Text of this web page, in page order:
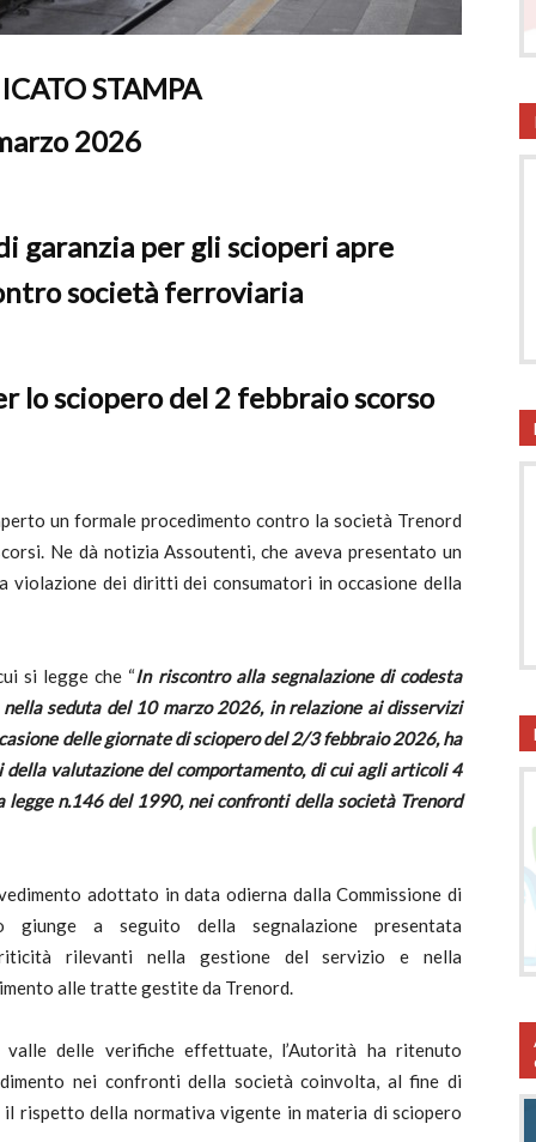
STAMPA
2026
garanzia per gli scioperi apre
società ferroviaria
lo sciopero del 2 febbraio scorso
un formale procedimento contro la società Trenord
Ne dà notizia Assoutenti, che aveva presentato un
violazione dei diritti dei consumatori in occasione della
si legge che “In riscontro alla segnalazione di codesta
seduta del 10 marzo 2026, in relazione ai disservizi
delle giornate di sciopero del 2/3 febbraio 2026, ha
valutazione del comportamento, di cui agli articoli 4
n.146 del 1990, nei confronti della società Trenord
adottato in data odierna dalla Commissione di
giunge a seguito della segnalazione presentata
rilevanti nella gestione del servizio e nella
alle tratte gestite da Trenord.
delle verifiche effettuate, l’Autorità ha ritenuto
nei confronti della società coinvolta, al fine di
rispetto della normativa vigente in materia di sciopero